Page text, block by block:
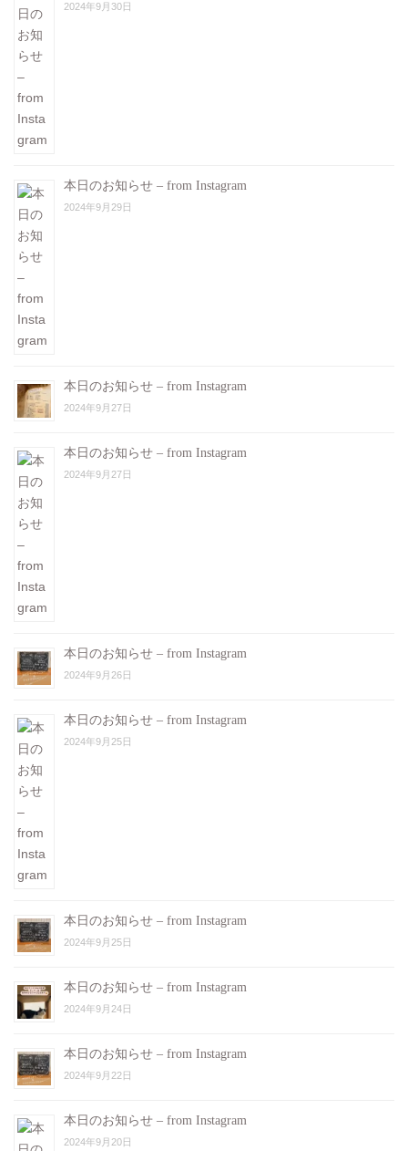
2024年9月30日
本日のお知らせ – from Instagram
2024年9月29日
本日のお知らせ – from Instagram
2024年9月27日
本日のお知らせ – from Instagram
2024年9月27日
本日のお知らせ – from Instagram
2024年9月26日
本日のお知らせ – from Instagram
2024年9月25日
本日のお知らせ – from Instagram
2024年9月25日
本日のお知らせ – from Instagram
2024年9月24日
本日のお知らせ – from Instagram
2024年9月22日
本日のお知らせ – from Instagram
2024年9月20日